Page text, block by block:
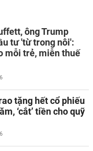
ông Trump
tư 'từ trong nôi':
mỗi trẻ, miễn thuế
tặng hết cổ phiếu
‘cắt’ tiền cho quỹ